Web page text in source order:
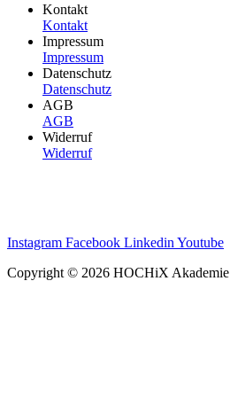
Kontakt
Kontakt
Impressum
Impressum
Datenschutz
Datenschutz
AGB
AGB
Widerruf
Widerruf
Instagram Facebook Linkedin Youtube
Copyright © 2026 HOCHiX Akademie